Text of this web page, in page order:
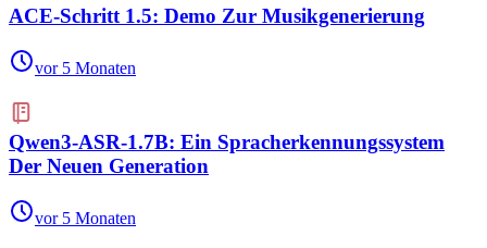
ACE-Schritt 1.5: Demo Zur Musikgenerierung
vor 5 Monaten
Qwen3-ASR-1.7B: Ein Spracherkennungssystem
Der Neuen Generation
vor 5 Monaten